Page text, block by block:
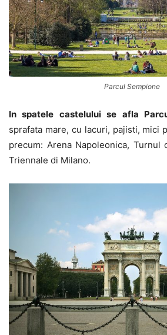
Parcul Sempione
In spatele castelului se afla
sprafata mare, cu lacuri, pajisti, mici
precum: Arena Napoleonica,
Triennale di Milano.